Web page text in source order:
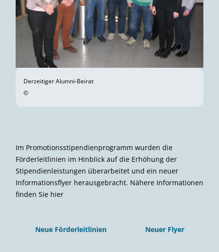
Derzeitiger Alumni-Beirat
©
Im Promotionsstipendienprogramm wurden die
Förderleitlinien im Hinblick auf die Erhöhung der
Stipendienleistungen überarbeitet und ein neuer
Informationsflyer herausgebracht. Nähere Informationen
finden Sie hier
Neue Förderleitlinien Neuer Flyer